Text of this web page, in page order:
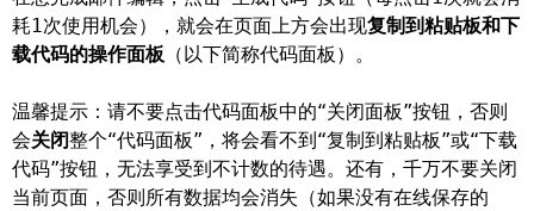
耗1次使用机会），就会在页面上方会出现复制到粘贴板和下
载代码的操作面板 （以下简称代码面板）。
温馨提示：请不要点击代码面板中的“关闭面板”按钮，否则
会关闭整个“代码面板”，将会看不到“复制到粘贴板”或“下载
代码”按钮，无法享受到不计数的待遇。还有，千万不要关闭
当前页面，否则所有数据均会消失（如果没有在线保存的